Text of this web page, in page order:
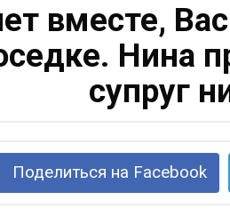
вместе,
Нина
супруг
Поделиться на Facebook